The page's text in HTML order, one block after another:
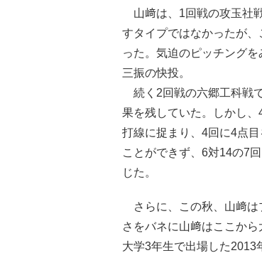
山﨑は、1回戦の攻玉社
すタイプではなかったが
った。気迫のピッチング
三振の快投。
続く2回戦の六郷工科戦
果を残していた。しかし
打線に捉まり、4回に4点
ことができず、6対14の7
じた。
さらに、この秋、山﨑は
さをバネに山﨑はここか
大学3年生で出場した2013